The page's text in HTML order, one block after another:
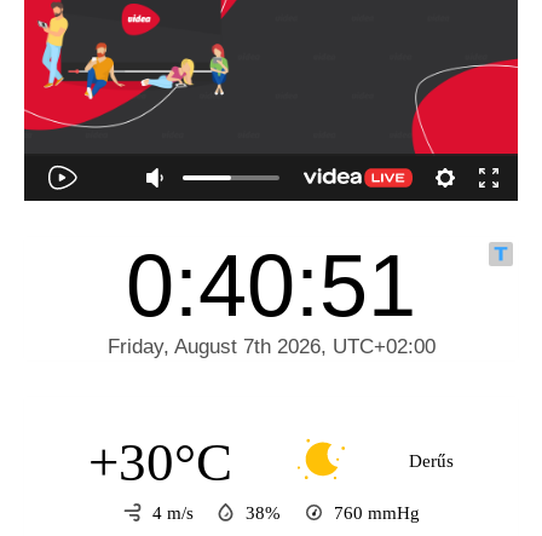
+30°C Derűs
4 m/s 38% 760 mmHg